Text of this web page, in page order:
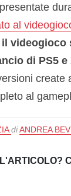
al
videogioco
di PS5 e
create
al
di ANDREA